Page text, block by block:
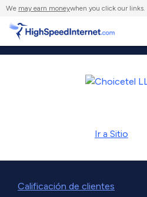
We may earn moneywhen you click our links.
Ir a Sitio
Calificación de clientes